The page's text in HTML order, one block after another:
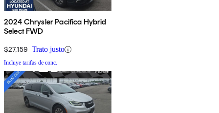
2024 Chrysler Pacifica Hybrid
Select FWD
$27,159 Trato justo
Incluye tarifas de conc.